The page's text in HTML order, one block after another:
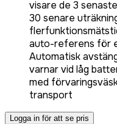
visare de 3
30 senare
auto-referens för
Automatisk
varnar vid låg
med
transport
Logga in för att se pris